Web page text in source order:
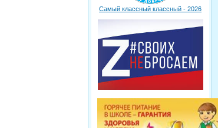
Самый классный классный - 2026